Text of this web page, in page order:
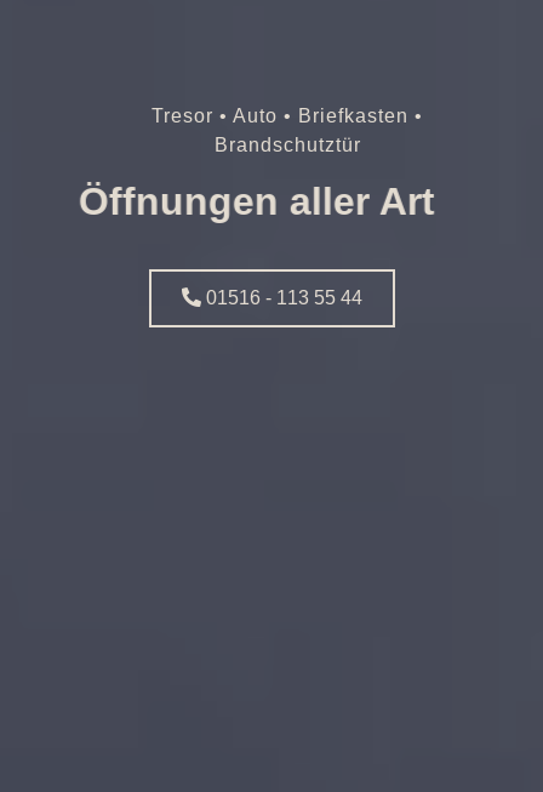
Tresor • Auto • Briefkasten •
Brandschutztür
Öffnungen aller Art
01516 - 113 55 44